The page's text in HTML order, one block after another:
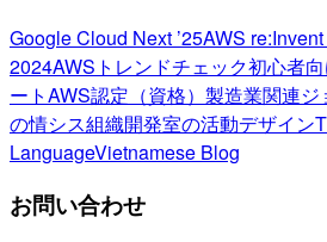
Google Cloud Next ’25AWS
2024AWSトレンドチェック初心者
ートAWS認定（資格） 製造業関連ジ
の情シス組織開発室の活動デザイン
LanguageVietnamese Blog
お問い合わせ